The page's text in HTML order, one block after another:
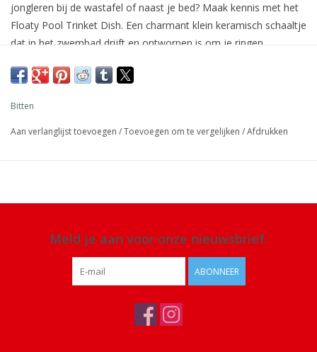
jongleren bij de wastafel of naast je bed? Maak kennis met het
Floaty Pool Trinket Dish. Een charmant klein keramisch schaaltje
dat in het zwembad drijft en ontworpen is om je ringen,
presenteren.
Afmeting: 15 x15 x 4,5 cm
Materiaal: polyresin (kunsthars)
Bitten
Aan verlanglijst toevoegen /Toevoegen om te vergelijken /Afdrukken
Meld je aan voor onze nieuwsbrief:
ABONNEER